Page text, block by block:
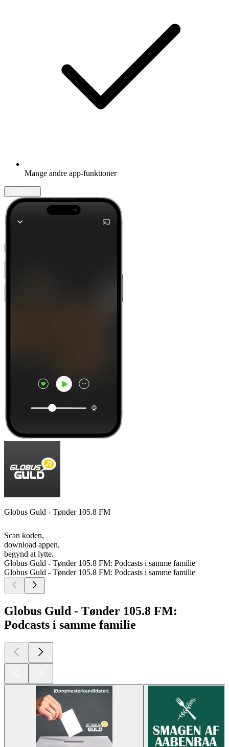
Mange andre app-funktioner
Globus Guld - Tønder 105.8 FM
Scan koden,
download appen,
begynd at lytte.
Globus Guld - Tønder 105.8 FM: Podcasts i samme familie
Globus Guld - Tønder 105.8 FM: Podcasts i samme familie
Globus Guld - Tønder 105.8 FM:
Podcasts i samme familie